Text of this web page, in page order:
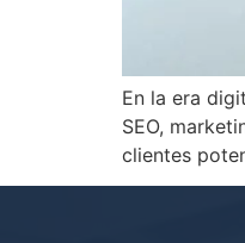
En la era
SEO,
clientes